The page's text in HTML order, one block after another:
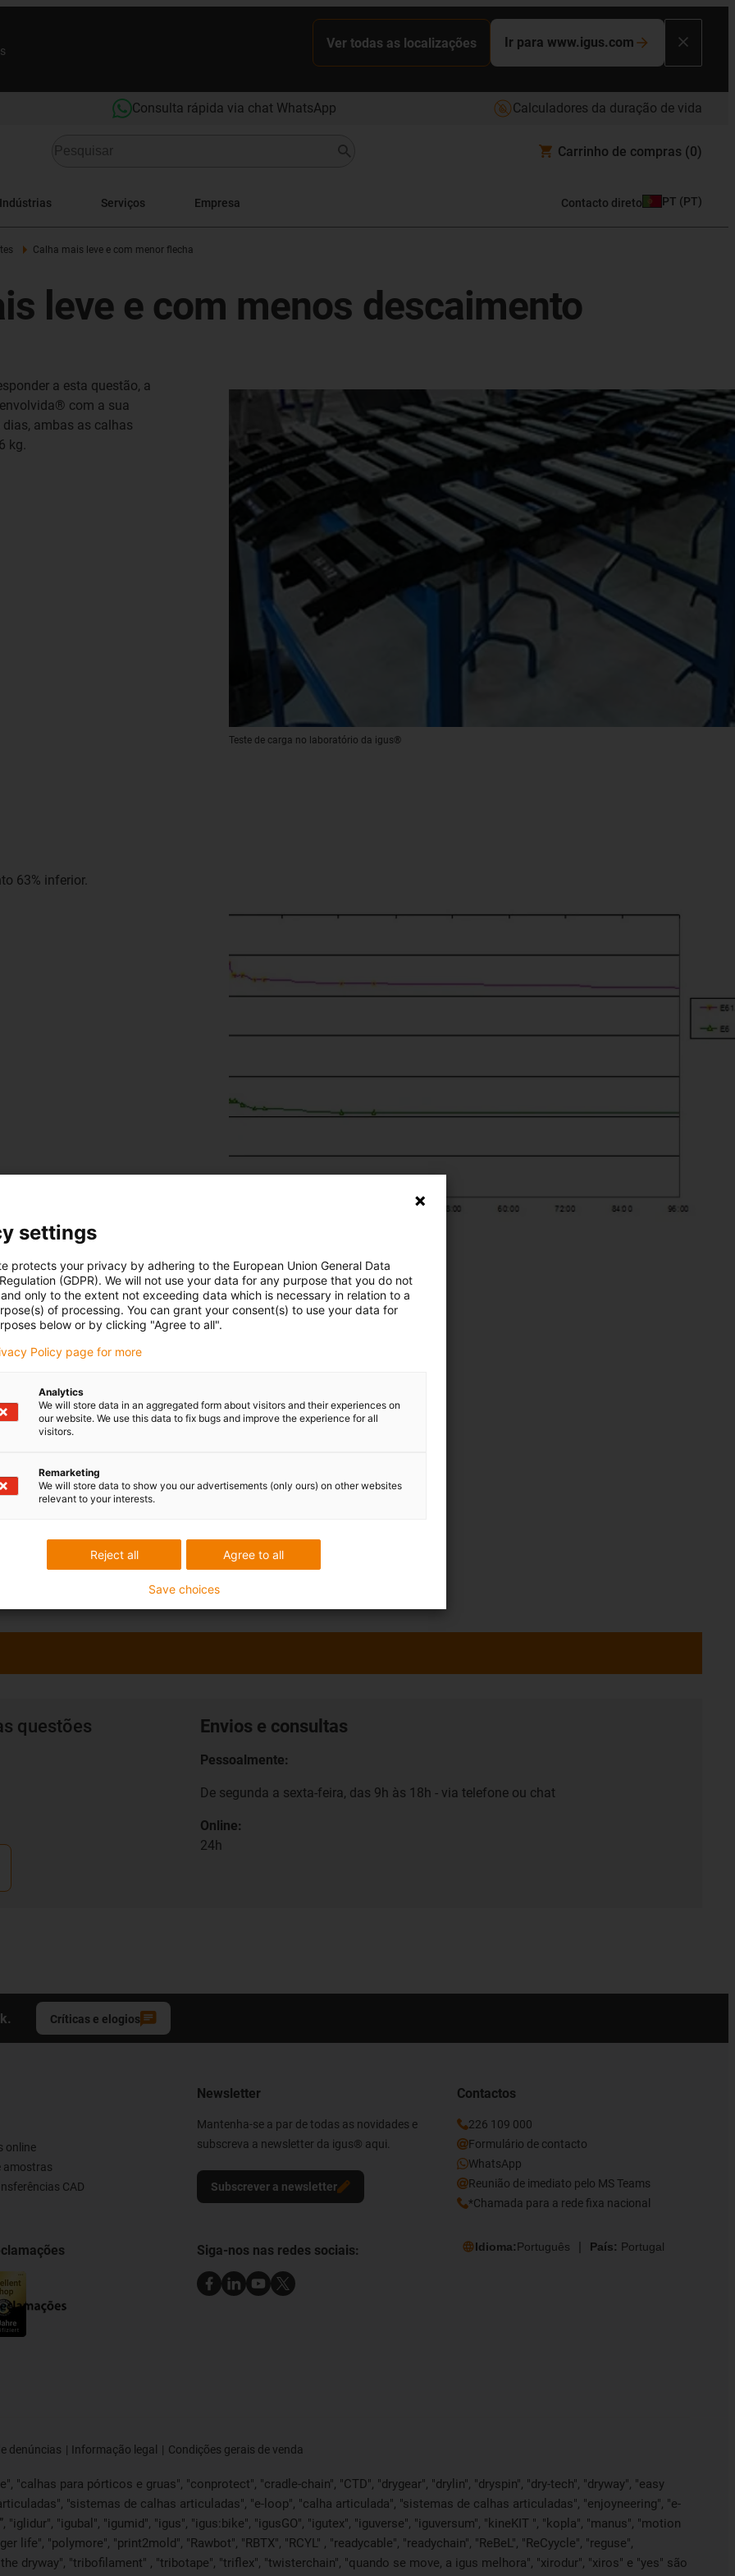
Ver todas as localizações Ir para www.igus.com
Consulta rápida via chat WhatsApp Calculadores da duração de vida
Carrinho de compras (0)
Indústrias Serviços Empresa Contacto direto PT (PT)
Calha mais leve e com menor flecha
leve e com menos descaimento
Teste de carga no laboratório da igus®
a esta questão, a
com a sua
ambas as calhas
kg.
63% inferior.
mais de três mil milhões de
por ano num total de 180
testes de calhas
questões Envios e consultas
Pessoalmente:
De segunda a sexta-feira, das 9h às 18h - via telefone ou chat
Online:
24h
Críticas e elogios
online
amostras
CAD
Newsletter
Mantenha-se a par de todas as novidades e
subscreva a newsletter da igus® aqui.
Subscrever a newsletter
Contactos
226 109 000
Formulário de contacto
WhatsApp
Reunião de imediato pelo MS Teams
*Chamada para a rede fixa nacional
Siga-nos nas redes sociais: Idioma:Português País: Portugal
denúncias Informação legal Condições gerais de venda
"calhas para pórticos e gruas", "conprotect", "cradle-chain", "CTD", "drygear", "drylin", "dryspin", "dry-tech", "dryway", "easy
"sistemas de calhas articuladas", "e-loop", "calha articulada", "sistemas de calhas articuladas", "enjoyneering", "e-
"iglidur", "igubal", "igumid", "igus", "igus:bike", "igusGO", "igutex", "iguverse", "iguversum", "kineKIT ", "kopla", "manus", "motion
"polymore", "print2mold", "Rawbot", "RBTX", "RCYL" , "readycable", "readychain", "ReBeL", "ReCyycle", "reguse",
dryway", "tribofilament" , "tribotape", "triflex", "twisterchain", "quando se move, a igus melhora", "xirodur", "xiros" e "yes" são
settings
protects your privacy by adhering to the European Union General Data
(GDPR). We will not use your data for any purpose that you do not
only to the extent not exceeding data which is necessary in relation to a
of processing. You can grant your consent(s) to use your data for
below or by clicking "Agree to all".
Policy page for more
Analytics
We will store data in an aggregated form about visitors and their experiences on
our website. We use this data to fix bugs and improve the experience for all
visitors.
Remarketing
We will store data to show you our advertisements (only ours) on other websites
relevant to your interests.
Agree to all
Reject all
Save choices